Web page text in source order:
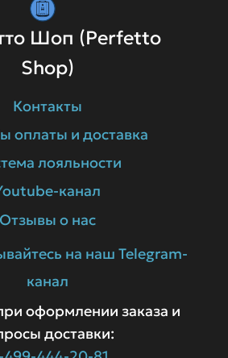
Шоп (Perfetto
Shop)
Контакты
оплаты и доставка
лояльности
канал
Отзывы о нас
на наш Telegram-
канал
оформлении заказа и
доставки: